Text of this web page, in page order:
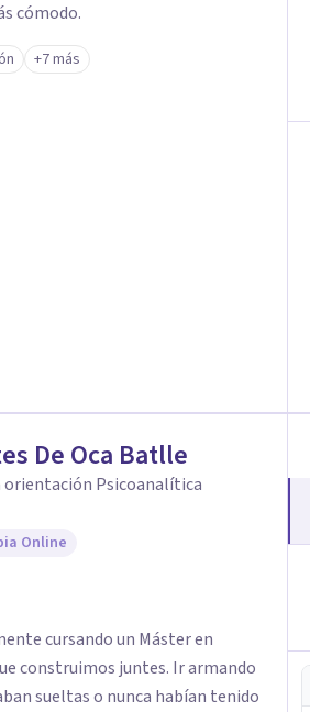
cómodo.
+7 más
De Oca Batlle
orientación Psicoanalítica
Online
cursando un Máster en
construimos juntes. Ir armando
sueltas o nunca habían tenido